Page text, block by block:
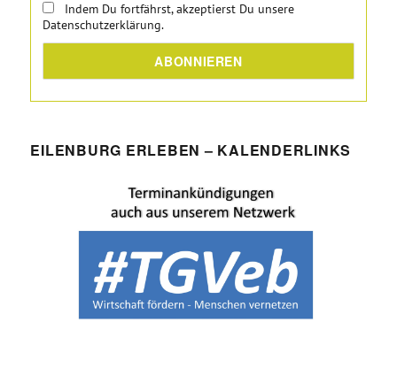
Indem Du fortfährst, akzeptierst Du unsere
Datenschutzerklärung.
EILENBURG ERLEBEN – KALENDERLINKS